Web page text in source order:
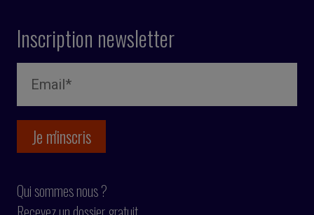
Inscription newsletter
Qui sommes nous ?